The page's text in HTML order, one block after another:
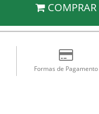
COMPRAR
Formas de Pagamento